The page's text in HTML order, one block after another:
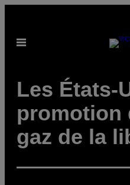
content
Open
Les États-
promotion
gaz de la